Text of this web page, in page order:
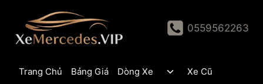
content
0559562263
Trang Chủ Bảng Giá Dòng Xe
ToggleXe Cũ